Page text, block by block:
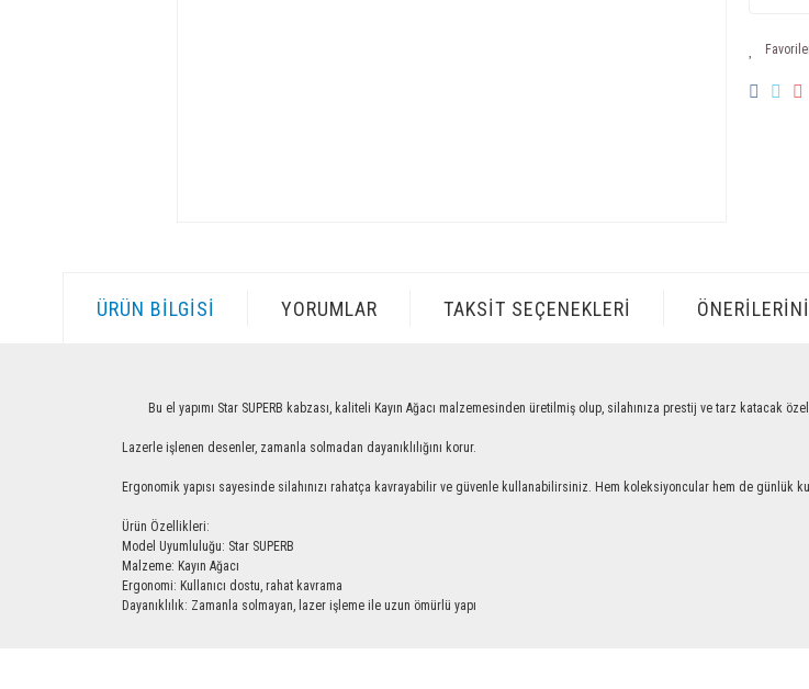
ÜRÜN BILGISI YORUMLAR TAKSIT SEÇENEKLERI
Bu el yapımı Star SUPERB kabzası, kaliteli Kayın Ağacı malzemesinden üretilmiş olup, silahınıza prestij ve tarz katacak özel
Lazerle işlenen desenler, zamanla solmadan dayanıklılığını korur.
Ergonomik yapısı sayesinde silahınızı rahatça kavrayabilir ve güvenle kullanabilirsiniz. Hem koleksiyoncular hem de günlük
Ürün Özellikleri:
Model Uyumluluğu: Star SUPERB
Malzeme: Kayın Ağacı
Ergonomi: Kullanıcı dostu, rahat kavrama
Dayanıklılık: Zamanla solmayan, lazer işleme ile uzun ömürlü yapı